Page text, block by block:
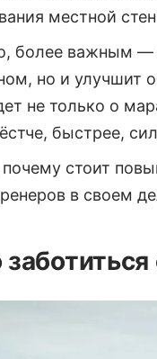
местной
важным —
но и улучшит
не только о
быстрее,
стоит
в своем